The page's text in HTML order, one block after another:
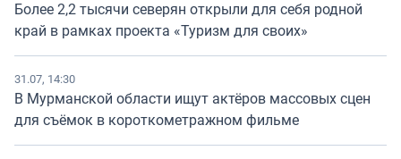
Более 2,2 тысячи северян открыли для себя родной
край в рамках проекта «Туризм для своих»
31.07, 14:30
В Мурманской области ищут актёров массовых сцен
для съёмок в короткометражном фильме